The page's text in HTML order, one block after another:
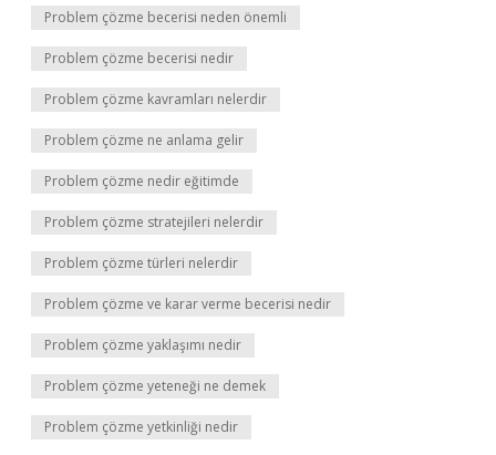
Problem çözme becerisi neden önemli
Problem çözme becerisi nedir
Problem çözme kavramları nelerdir
Problem çözme ne anlama gelir
Problem çözme nedir eğitimde
Problem çözme stratejileri nelerdir
Problem çözme türleri nelerdir
Problem çözme ve karar verme becerisi nedir
Problem çözme yaklaşımı nedir
Problem çözme yeteneği ne demek
Problem çözme yetkinliği nedir